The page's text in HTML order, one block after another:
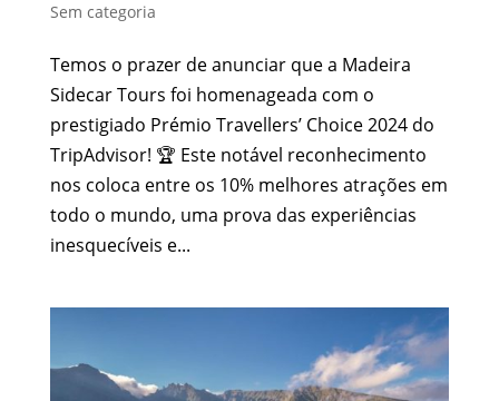
Sem categoria
Temos o prazer de anunciar que a Madeira
Sidecar Tours foi homenageada com o
prestigiado Prémio Travellers’ Choice 2024 do
TripAdvisor! 🏆 Este notável reconhecimento
nos coloca entre os 10% melhores atrações em
todo o mundo, uma prova das experiências
inesquecíveis e...